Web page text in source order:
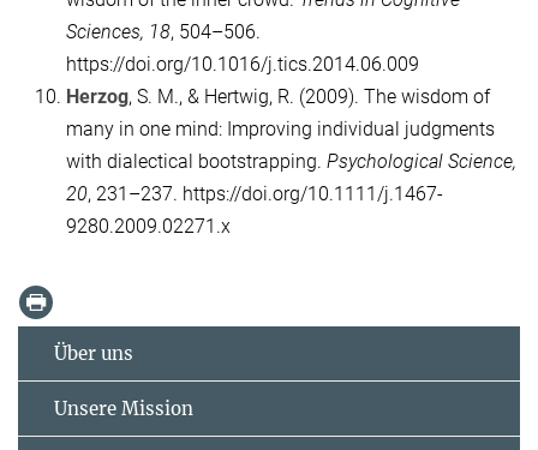
Sciences, 18, 504–506.
https://doi.org/10.1016/j.tics.2014.06.009
Herzog, S. M., & Hertwig, R. (2009). The wisdom of
many in one mind: Improving individual judgments
with dialectical bootstrapping. Psychological Science,
20, 231–237. https://doi.org/10.1111/j.1467-
9280.2009.02271.x
Über uns
Unsere Mission